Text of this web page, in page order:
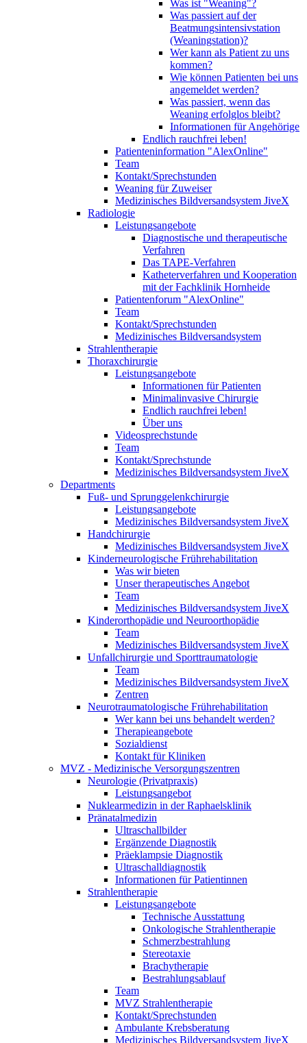
Was ist "Weaning"?
Was passiert auf der
Beatmungsintensivstation
(Weaningstation)?
Wer kann als Patient zu uns
kommen?
Wie können Patienten bei uns
angemeldet werden?
Was passiert, wenn das
Weaning erfolglos bleibt?
Informationen für Angehörige
Endlich rauchfrei leben!
Patienteninformation "AlexOnline"
Team
Kontakt/Sprechstunden
Weaning für Zuweiser
Medizinisches Bildversandsystem JiveX
Radiologie
Leistungsangebote
Diagnostische und therapeutische
Verfahren
Das TAPE-Verfahren
Katheterverfahren und Kooperation
mit der Fachklinik Hornheide
Patientenforum "AlexOnline"
Team
Kontakt/Sprechstunden
Medizinisches Bildversandsystem
Strahlentherapie
Thoraxchirurgie
Leistungsangebote
Informationen für Patienten
Minimalinvasive Chirurgie
Endlich rauchfrei leben!
Über uns
Videosprechstunde
Team
Kontakt/Sprechstunde
Medizinisches Bildversandsystem JiveX
Departments
Fuß- und Sprunggelenkchirurgie
Leistungsangebote
Medizinisches Bildversandsystem JiveX
Handchirurgie
Medizinisches Bildversandsystem JiveX
Kinderneurologische Frührehabilitation
Was wir bieten
Unser therapeutisches Angebot
Team
Medizinisches Bildversandsystem JiveX
Kinderorthopädie und Neuroorthopädie
Team
Medizinisches Bildversandsystem JiveX
Unfallchirurgie und Sporttraumatologie
Team
Medizinisches Bildversandsystem JiveX
Zentren
Neurotraumatologische Frührehabilitation
Wer kann bei uns behandelt werden?
Therapieangebote
Sozialdienst
Kontakt für Kliniken
MVZ - Medizinische Versorgungszentren
Neurologie (Privatpraxis)
Leistungsangebot
Nuklearmedizin in der Raphaelsklinik
Pränatalmedizin
Ultraschallbilder
Ergänzende Diagnostik
Präeklampsie Diagnostik
Ultraschalldiagnostik
Informationen für Patientinnen
Strahlentherapie
Leistungsangebote
Technische Ausstattung
Onkologische Strahlentherapie
Schmerzbestrahlung
Stereotaxie
Brachytherapie
Bestrahlungsablauf
Team
MVZ Strahlentherapie
Kontakt/Sprechstunden
Ambulante Krebsberatung
Medizinisches Bildversandsystem JiveX